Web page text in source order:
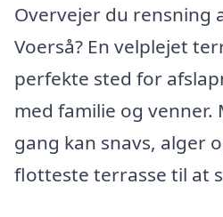
Overvejer du rensning
Voerså? En velplejet
perfekte sted for
med familie og venner.
gang kan snavs, alger
flotteste terrasse til at